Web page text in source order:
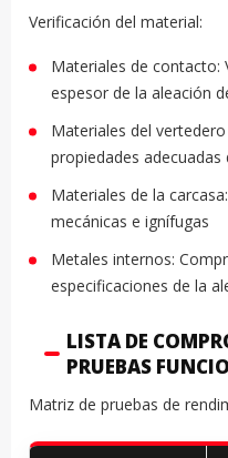
Verificación del material:
Materiales de contacto:
espesor de la aleación
Materiales del
propiedades
Materiales de la
mecánicas e ignífugas
Metales internos:
especificaciones de la
LISTA DE
PRUEBAS
Matriz de pruebas de